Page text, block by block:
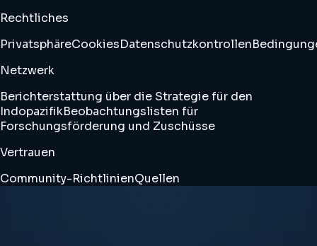
Rechtliches
PrivatsphäreCookiesDatenschutzkontrollen
Netzwerk
Berichterstattung über die Strategie für den
IndopazifikBeobachtungslisten für
Forschungsförderung und Zuschüsse
Vertrauen
Community-RichtlinienQuellen